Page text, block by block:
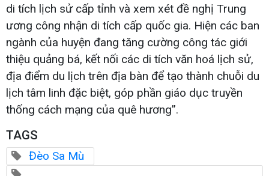
di tích lịch sử cấp tỉnh và xem xét đề nghị Trung
ương công nhận di tích cấp quốc gia. Hiện các ban
ngành của huyện đang tăng cường công tác giới
thiệu quảng bá, kết nối các di tích văn hoá lịch sử,
địa điểm du lịch trên địa bàn để tạo thành chuỗi du
lịch tâm linh đặc biệt, góp phần giáo dục truyền
thống cách mạng của quê hương”.
TAGS
Đèo Sa Mù